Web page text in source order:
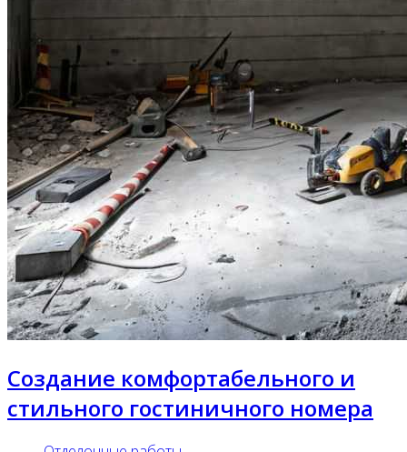
Создание комфортабельного и
стильного гостиничного номера